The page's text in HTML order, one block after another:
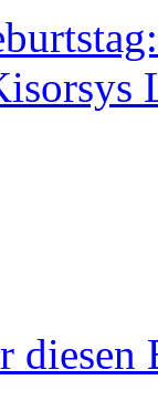
diesen